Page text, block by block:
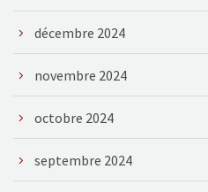
décembre 2024
novembre 2024
octobre 2024
septembre 2024